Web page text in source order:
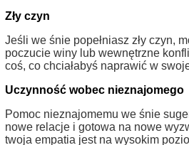
Zły czyn
Jeśli we śnie popełniasz zły czyn,
poczucie winy lub wewnętrzne
coś, co chciałabyś naprawić w
Uczynność wobec nieznajomego
Pomoc nieznajomemu we śnie
nowe relacje i gotowa na nowe
twoja empatia jest na wysokim